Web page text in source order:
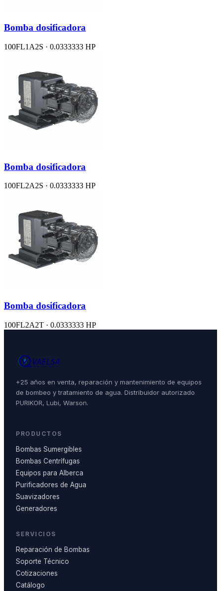
Bomba dosificadora
100FL1A2S · 0.0333333 HP
Bomba dosificadora
100FL2A2S · 0.0333333 HP
Bomba dosificadora
100FL2A2T · 0.0333333 HP
+25 años en venta, reparación y mantenimiento de equipos
de bombeo y tratamiento de agua. Distribuidor autorizado
PURIKOR, Lubi, Warson.
PRODUCTOS
Bombas Sumergibles
Bombas Centrífugas
Equipos para Alberca
Purificadores de Agua
Suavizadores
Generadores
SERVICIOS
Reparación de Bombas
Soporte Técnico
Cotizaciones
Catálogo